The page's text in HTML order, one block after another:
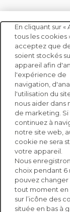
CONTACTEZ-
Nous avons des
Uni, à Hong
Allemagne, au
CONTACTEZ-
SOLUTIONS
ENTERPRISE
ÉVALUATIONS
En cliquant sur
tous les cookies
acceptez que
soient stockés
appareil afin
l'expérience de
navigation,
l'utilisation du
nous aider dans
de marketing. Si
continuez à
notre site web,
cookie ne sera
votre appareil.
Nous
choix pendant 6
pouvez changer
tout moment en
sur l’icône des
située en bas à